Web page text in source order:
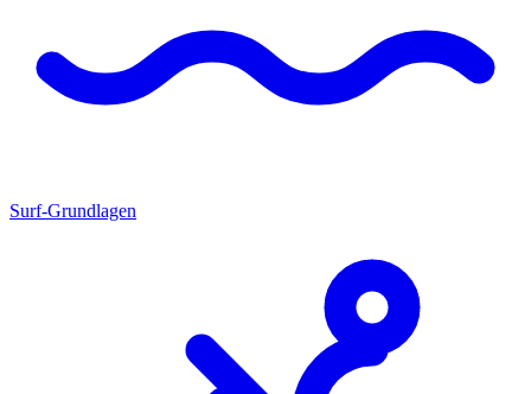
Surf-Grundlagen